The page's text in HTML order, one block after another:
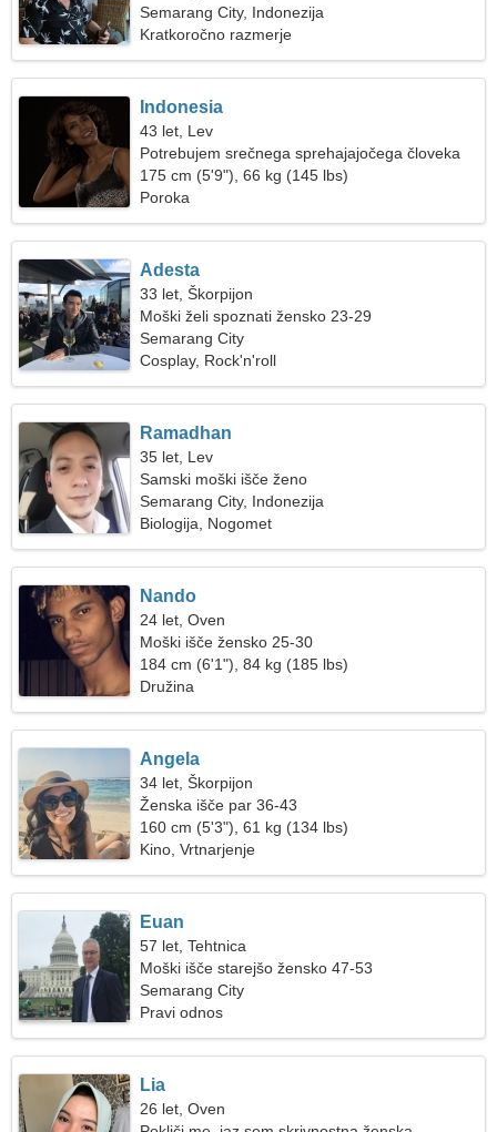
Semarang City, Indonezija
Kratkoročno razmerje
Indonesia
43 let, Lev
Potrebujem srečnega sprehajajočega človeka
175 cm (5'9"), 66 kg (145 lbs)
Poroka
Adesta
33 let, Škorpijon
Moški želi spoznati žensko 23-29
Semarang City
Cosplay, Rock'n'roll
Ramadhan
35 let, Lev
Samski moški išče ženo
Semarang City, Indonezija
Biologija, Nogomet
Nando
24 let, Oven
Moški išče žensko 25-30
184 cm (6'1"), 84 kg (185 lbs)
Družina
Angela
34 let, Škorpijon
Ženska išče par 36-43
160 cm (5'3"), 61 kg (134 lbs)
Kino, Vrtnarjenje
Euan
57 let, Tehtnica
Moški išče starejšo žensko 47-53
Semarang City
Pravi odnos
Lia
26 let, Oven